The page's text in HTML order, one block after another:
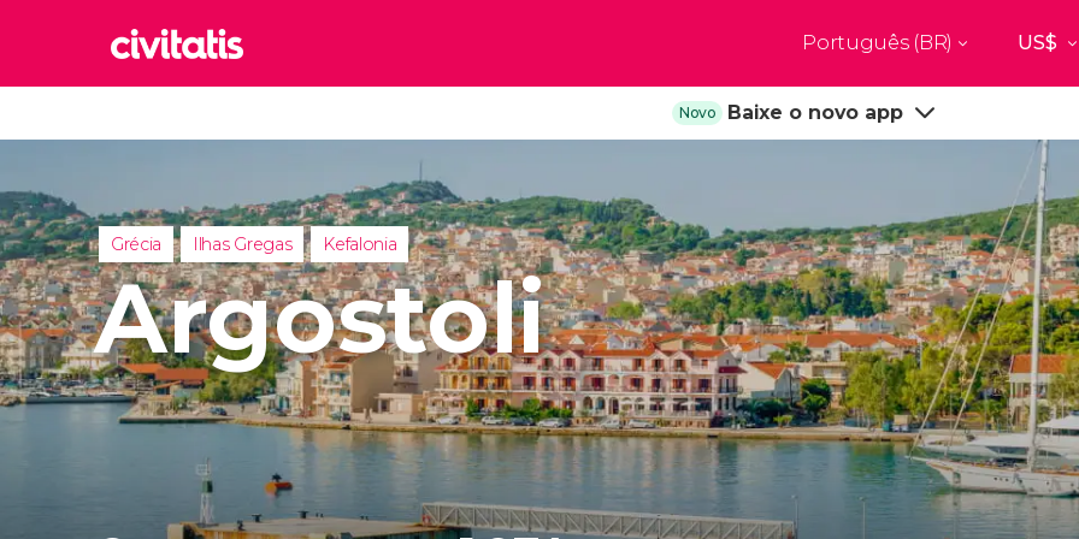
Top destinos
Itália
Paris
França Estados
Londres
Reino Unido Hungria
Edimburgo
Reino Unido
Madrid
Espanha Espanha
Marrakech
Marrocos
Amsterdam
Holanda
Milão
Itália
Istambul
Turquia
Praga
República Tcheca
Porto
Portugal
Ver todos os destinos
Português (BR)
Novo Baixe o novo app
Grécia Ilhas Gregas Kefalonia
Argostoli